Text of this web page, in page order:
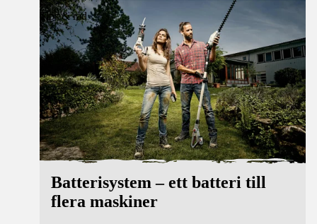
Tips & råd
Batterisystem – ett batteri till
flera maskiner